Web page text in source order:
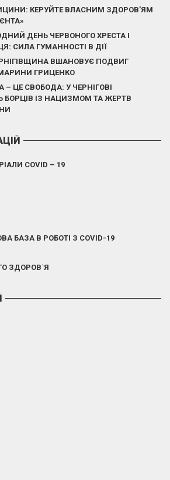
КЕРУЙТЕ ВЛАСНИМ ЗДОРОВ’ЯМ
ДЕНЬ ЧЕРВОНОГО ХРЕСТА І
СИЛА ГУМАННОСТІ В ДІЇ
ВШАНОВУЄ ПОДВИГ
ГРИЦЕНКО
ЦЕ СВОБОДА: У ЧЕРНІГОВІ
БОРЦІВ ІЗ НАЦИЗМОМ ТА ЖЕРТВ
COVID – 19
БАЗА В РОБОТІ З COVID-19
ЗДОРОВ`Я